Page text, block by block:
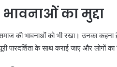
का मुद्दा
की भावनाओं को भी रखा। उनका
पारदर्शिता के साथ कराई जाए और लोगों का